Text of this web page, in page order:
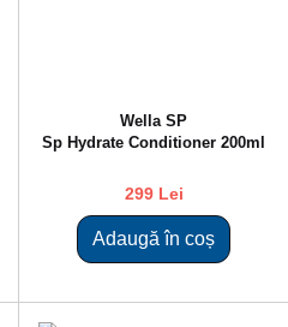
Wella SP
Sp Hydrate Conditioner 200ml
299 Lei
Adaugă în coș